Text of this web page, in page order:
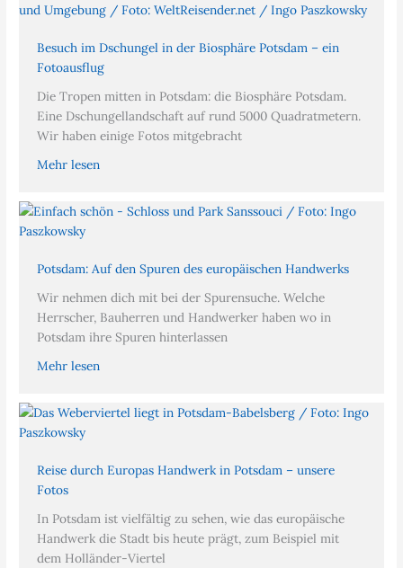
Besuch im Dschungel in der Biosphäre Potsdam – ein
Fotoausflug
Die Tropen mitten in Potsdam: die Biosphäre Potsdam.
Eine Dschungellandschaft auf rund 5000 Quadratmetern.
Wir haben einige Fotos mitgebracht
Mehr lesen
Potsdam: Auf den Spuren des europäischen Handwerks
Wir nehmen dich mit bei der Spurensuche. Welche
Herrscher, Bauherren und Handwerker haben wo in
Potsdam ihre Spuren hinterlassen
Mehr lesen
Reise durch Europas Handwerk in Potsdam – unsere
Fotos
In Potsdam ist vielfältig zu sehen, wie das europäische
Handwerk die Stadt bis heute prägt, zum Beispiel mit
dem Holländer-Viertel